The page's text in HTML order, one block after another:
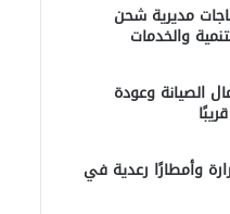
مديرية شحن
والخدمات
الصيانة وعودة
وأمطارًا رعدية في